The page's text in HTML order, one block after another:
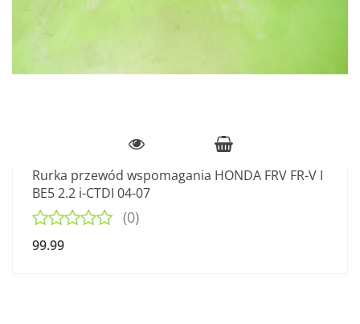
Rurka przewód wspomagania HONDA FRV FR-V I
BE5 2.2 i-CTDI 04-07
(0)
99.99